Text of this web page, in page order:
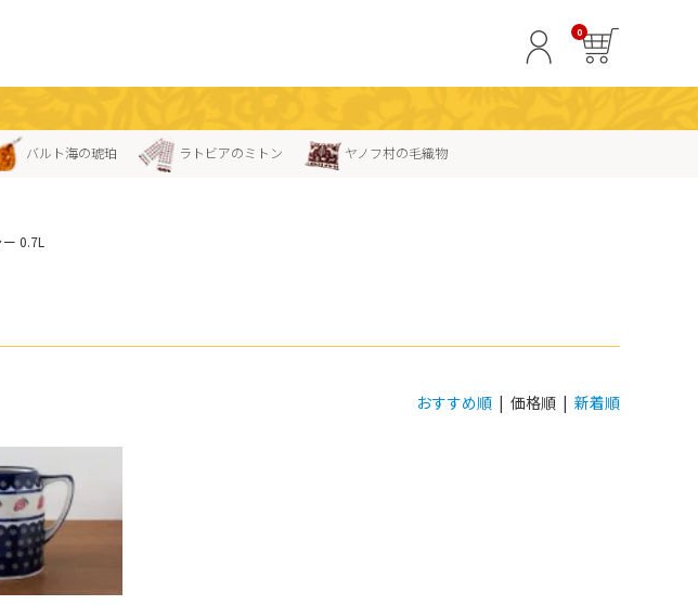
0
バルト海の琥珀 ラトビアのミトン ヤノフ村の毛織物
0.7L
おすすめ順 | 価格順 | 新着順